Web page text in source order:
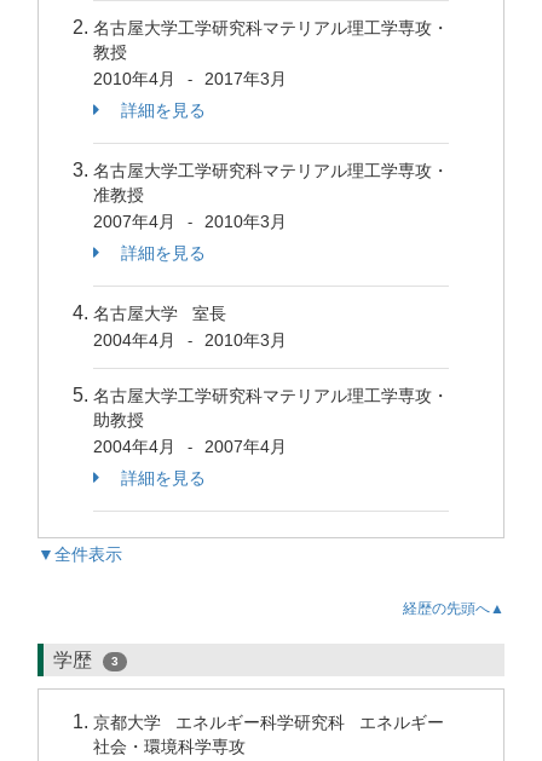
名古屋大学工学研究科マテリアル理工学専攻・
教授
2010年4月
-
2017年3月
詳細を見る
名古屋大学工学研究科マテリアル理工学専攻・
准教授
2007年4月
-
2010年3月
詳細を見る
名古屋大学 室長
2004年4月
- 2010年3月
名古屋大学工学研究科マテリアル理工学専攻・
助教授
2004年4月
-
2007年4月
詳細を見る
▼全件表示
経歴の先頭へ▲
学歴 3
京都大学 エネルギー科学研究科 エネルギー
社会・環境科学専攻